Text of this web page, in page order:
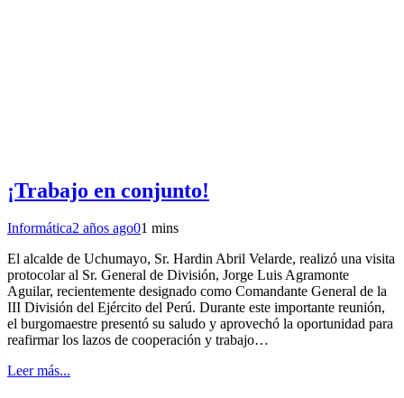
¡Trabajo en conjunto!
Informática2 años ago01 mins
El alcalde de Uchumayo, Sr. Hardin Abril Velarde, realizó una visita
protocolar al Sr. General de División, Jorge Luis Agramonte
Aguilar, recientemente designado como Comandante General de la
III División del Ejército del Perú. Durante este importante reunión,
el burgomaestre presentó su saludo y aprovechó la oportunidad para
reafirmar los lazos de cooperación y trabajo…
Leer más...